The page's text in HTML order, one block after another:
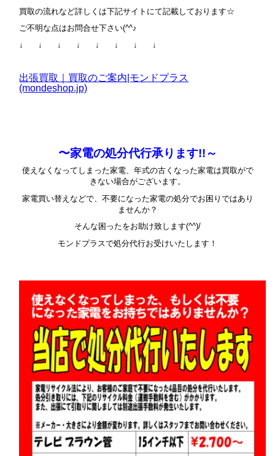
買取の流れなど詳しくは下記サイトにて記載しております☆
ご不明な点はお問合せ下さい(^^♪
↓ ↓ ↓ ↓ ↓ ↓ ↓ ↓
出張買取｜買取のご案内|モンドプラス
(mondeshop.jp)
〜家電の処分代行承ります!!～
使えなくなってしまった家電、年式の古くなった家電は買取がで
きない場合がございます。
家電買い替えなどで、不要になった家電の処分でお困りではあり
ませんか？
そんな困ったをお助け致します(^^)/
モンドプラスで処分代行お受けいたします！